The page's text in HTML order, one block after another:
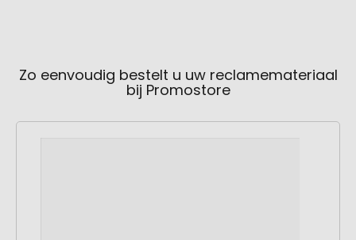
Zo eenvoudig bestelt u uw reclamemateriaal
bij Promostore